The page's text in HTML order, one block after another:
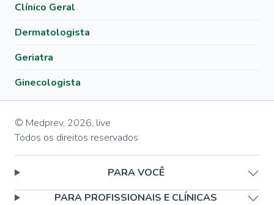
Clínico Geral
Dermatologista
Geriatra
Ginecologista
© Medprev, 2026, live
Todos os direitos reservados
PARA VOCÊ
PARA PROFISSIONAIS E CLÍNICAS